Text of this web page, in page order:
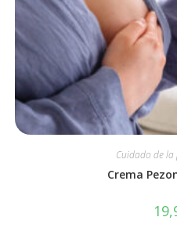
Cuidado de la
Crema